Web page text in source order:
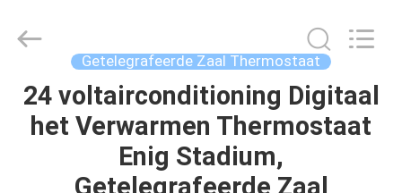
HUIS
PRODUCTEN
Limited.
Getelegrafeerde Zaal Thermostaat
24 voltairconditioning Digitaal
het Verwarmen Thermostaat
Enig Stadium,
Getelegrafeerde Zaal